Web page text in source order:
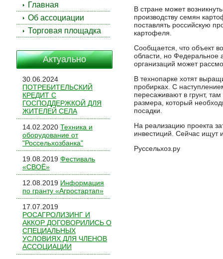
В стране может
производству семян
поставлять российскую
картофеля.
Сообщается, что объект
области, но Федеральное
организаций может
В технопарке хотят
пробирках. С
пересаживают в грунт, там
размера, который
посадки.
На реализацию проекта
инвестиций. Сейчас ищут
Руссельхоз.ру
Главная
Об ассоциации
Торговая площадка
Актуально
30.06.2024
ПОТРЕБИТЕЛЬСКИЙ
КРЕДИТ С
ГОСПОДДЕРЖКОЙ ДЛЯ
ЖИТЕЛЕЙ СЕЛА
14.02.2020 Техника и
оборудование от
"Россельхозбанка"
19.08.2019 Фестиваль
«СВОЁ»
12.08.2019 Информация
по гранту «Агростартап»
17.07.2019
РОСАГРОЛИЗИНГ И
АККОР ДОГОВОРИЛИСЬ О
СПЕЦИАЛЬНЫХ
УСЛОВИЯХ ДЛЯ ЧЛЕНОВ
АССОЦИАЦИИ